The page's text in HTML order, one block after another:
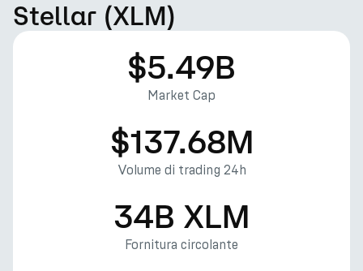
Stellar (XLM)
$5.49B
Market Cap
$137.68M
Volume di trading 24h
34B XLM
Fornitura circolante